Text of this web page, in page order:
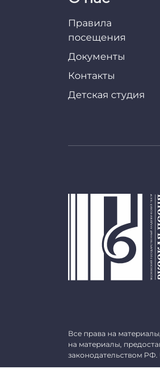
Правила
посещения
Документы
Контакты
Детская студия
Все права на
на материалы,
законодательством